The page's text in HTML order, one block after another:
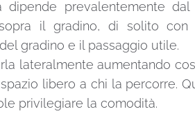
prevalentemente dal
il gradino, di solito con
gradino e il passaggio utile.
lateralmente aumentando
libero a chi la percorre.
privilegiare la comodità.